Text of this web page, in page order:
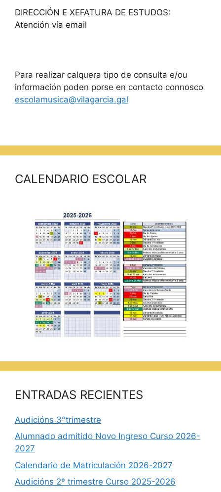
DIRECCIÓN E XEFATURA DE ESTUDOS:
Atención vía email
Para realizar calquera tipo de consulta e/ou
información poden porse en contacto connosco
escolamusica@vilagarcia.gal
CALENDARIO ESCOLAR
ENTRADAS RECIENTES
Audicións 3°trimestre
Alumnado admitido Novo Ingreso Curso 2026-
2027
Calendario de Matriculación 2026-2027
Audicións 2º trimestre Curso 2025-2026